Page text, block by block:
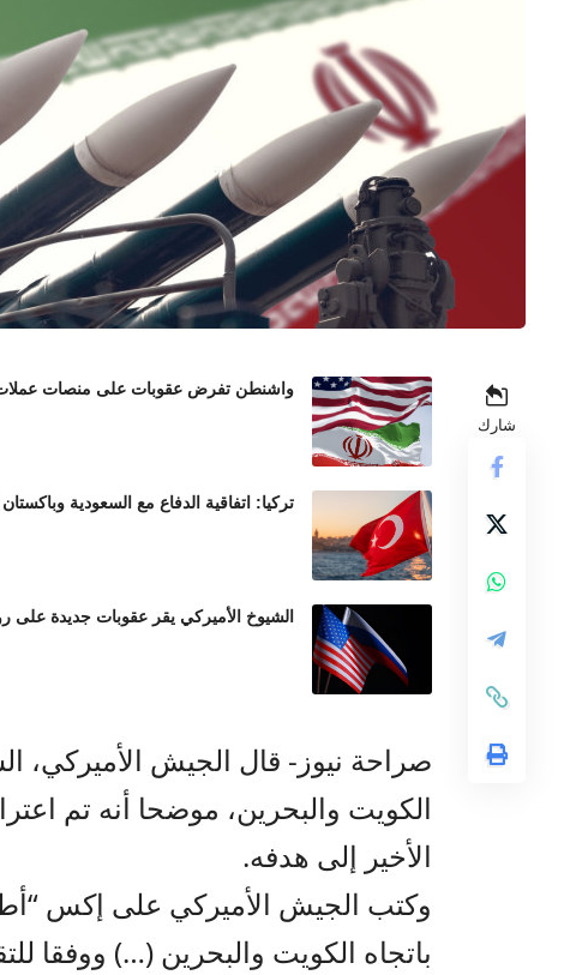
شارك
واشنطن تفرض عقوبات على منصات عملات
تركيا: اتفاقية الدفاع مع السعودية
الشيوخ الأميركي يقر عقوبات جديدة على
الكويت والبحرين، موضحا أنه تم
الأخير إلى هدفه.
وكتب الجيش الأميركي على إكس
باتجاه الكويت والبحرين (…) ووفقا